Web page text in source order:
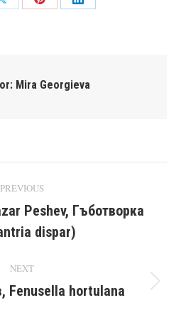
Share
Share
Share
Mira Georgieva
PREVIOUS
Previous
post:
Peshev, Гъботворка
dispar)
NEXT
Next
Fenusella hortulana